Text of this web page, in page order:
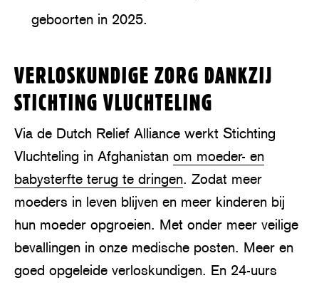
geboorten in 2025.
VERLOSKUNDIGE ZORG DANKZIJ
STICHTING VLUCHTELING
Via de Dutch Relief Alliance werkt Stichting
Vluchteling in Afghanistan om moeder- en
babysterfte terug te dringen. Zodat meer
moeders in leven blijven en meer kinderen bij
hun moeder opgroeien. Met onder meer veilige
bevallingen in onze medische posten. Meer en
goed opgeleide verloskundigen. En 24-uurs